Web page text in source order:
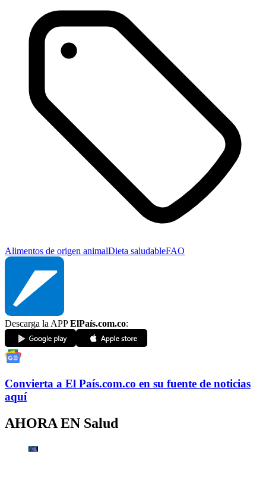
Alimentos de origen animalDieta saludableFAO
Descarga la APPElPaís.com.co:
Convierta a El País.com.co en su fuente de noticias
aquí
AHORA EN Salud